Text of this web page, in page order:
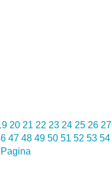
20 21 22 23 24 25 26 27
47 48 49 50 51 52 53 54